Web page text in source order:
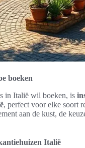
boeken
in Italië wil boeken, is
, perfect voor elke soort
aan de kust, de
Italië